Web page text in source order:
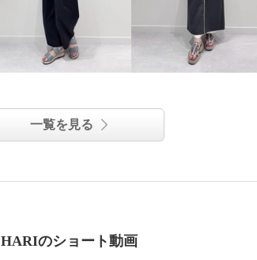
一覧を見る
HARIのショート動画